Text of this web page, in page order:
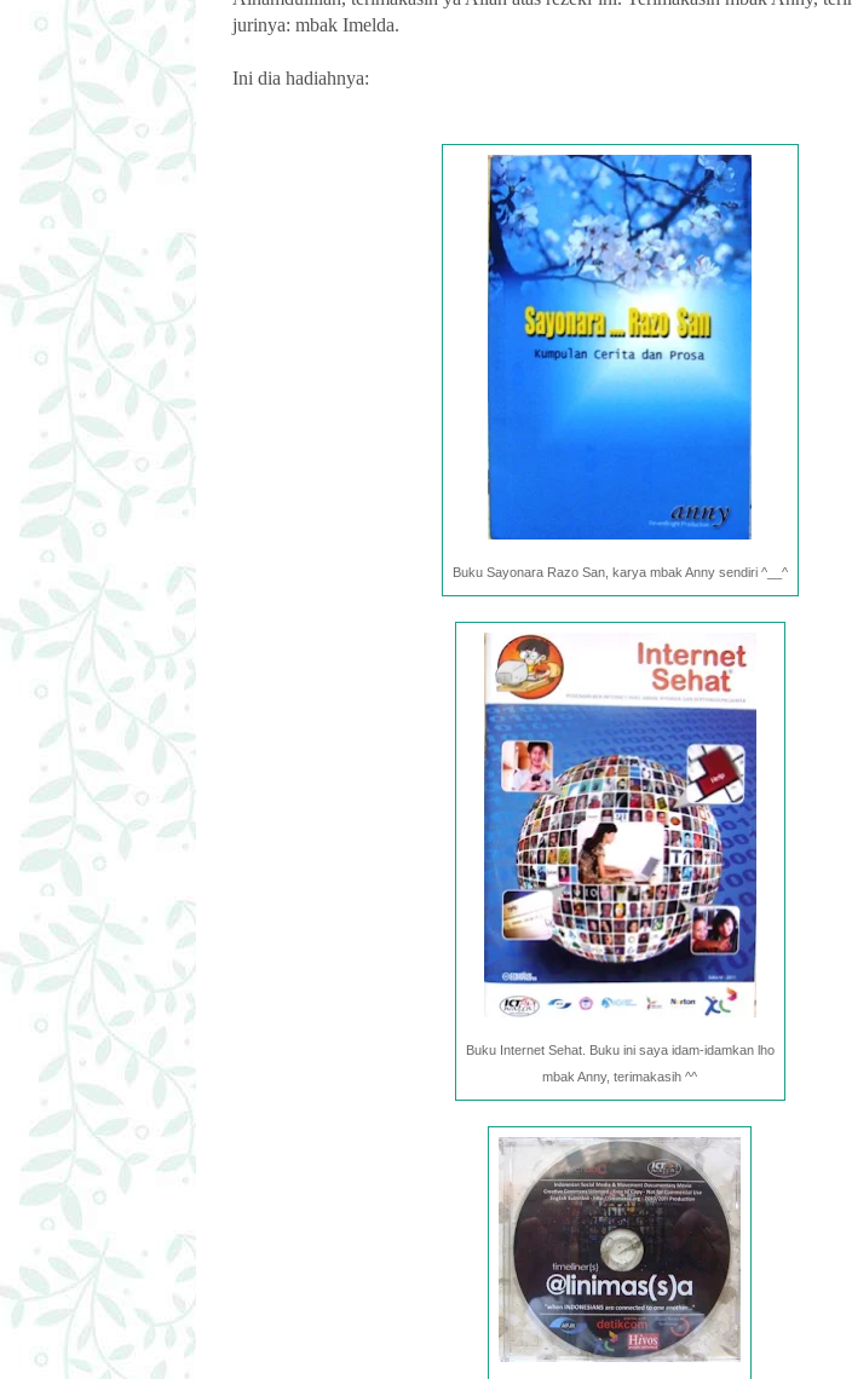
jurinya: mbak Imelda.
Ini dia hadiahnya:
Buku Sayonara Razo San, karya mbak Anny sendiri ^__^
Buku Internet Sehat. Buku ini saya idam-idamkan lho
mbak Anny, terimakasih ^^